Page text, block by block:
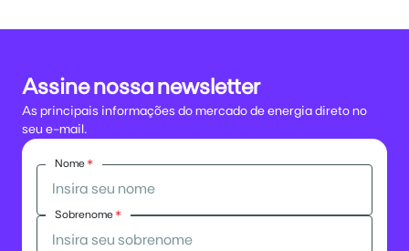
Assine nossa newsletter
As principais informações do mercado de energia direto no
seu e-mail.
Nome *
Sobrenome *